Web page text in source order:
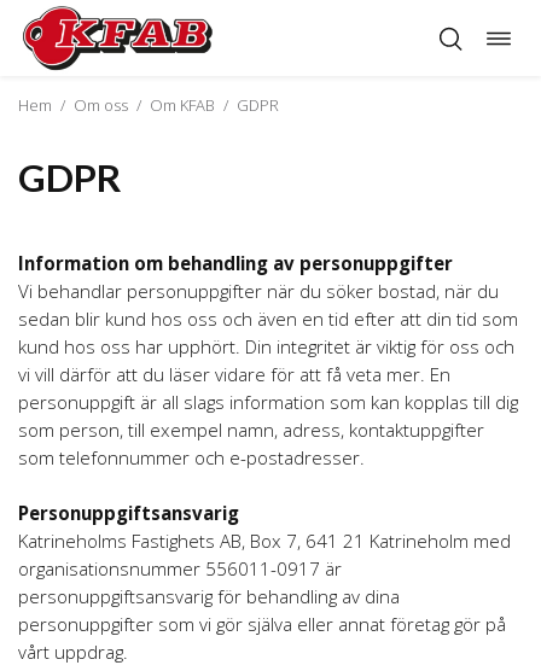
Hoppa
innehåll
Hem / Om oss / Om KFAB / GDPR
GDPR
Information om behandling av personuppgifter
Vi behandlar personuppgifter när du söker bostad, när du
sedan blir kund hos oss och även en tid efter att din tid som
kund hos oss har upphört. Din integritet är viktig för oss och
vi vill därför att du läser vidare för att få veta mer. En
personuppgift är all slags information som kan kopplas till dig
som person, till exempel namn, adress, kontaktuppgifter
som telefonnummer och e-­postadresser.
Personuppgiftsansvarig
Katrineholms Fastighets AB, Box 7, 641 21 Katrineholm med
organisationsnummer 556011-0917 är
personuppgiftsansvarig för behandling av dina
personuppgifter som vi gör själva eller annat företag gör på
vårt uppdrag.